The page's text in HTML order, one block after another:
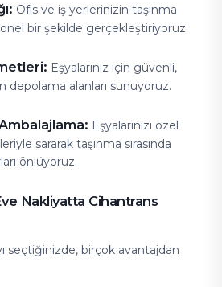
Ofis ve iş yerlerinizin taşınma
bir şekilde gerçekleştiriyoruz.
Eşyalarınız için güvenli,
depolama alanları sunuyoruz.
Eşyalarınızı özel
sararak taşınma sırasında
önlüyoruz.
Nakliyatta Cihantrans
seçtiğinizde, birçok avantajdan